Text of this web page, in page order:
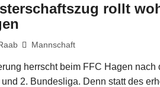
rollt
Mannschaft
herrscht beim FFC Hagen
2. Bundesliga. Denn statt des